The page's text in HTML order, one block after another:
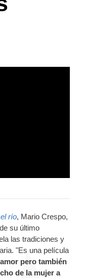
río, Mario Crespo,
su último
las tradiciones y
"Es una película
pero también
de la mujer a